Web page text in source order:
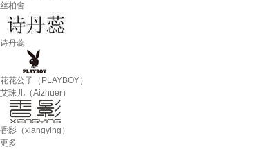
丝柏舍
诗丹蕊
花花公子（PLAYBOY）
艾珠儿（Aizhuer）
香影（xiangying）
更多